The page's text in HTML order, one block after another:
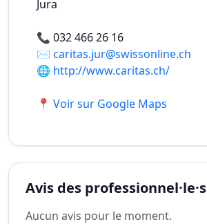
Jura
📞 032 466 26 16
✉️ caritas.jur@swissonline.ch
🌐 http://www.caritas.ch/
📍 Voir sur Google Maps
Avis des professionnel·le·s
Aucun avis pour le moment.